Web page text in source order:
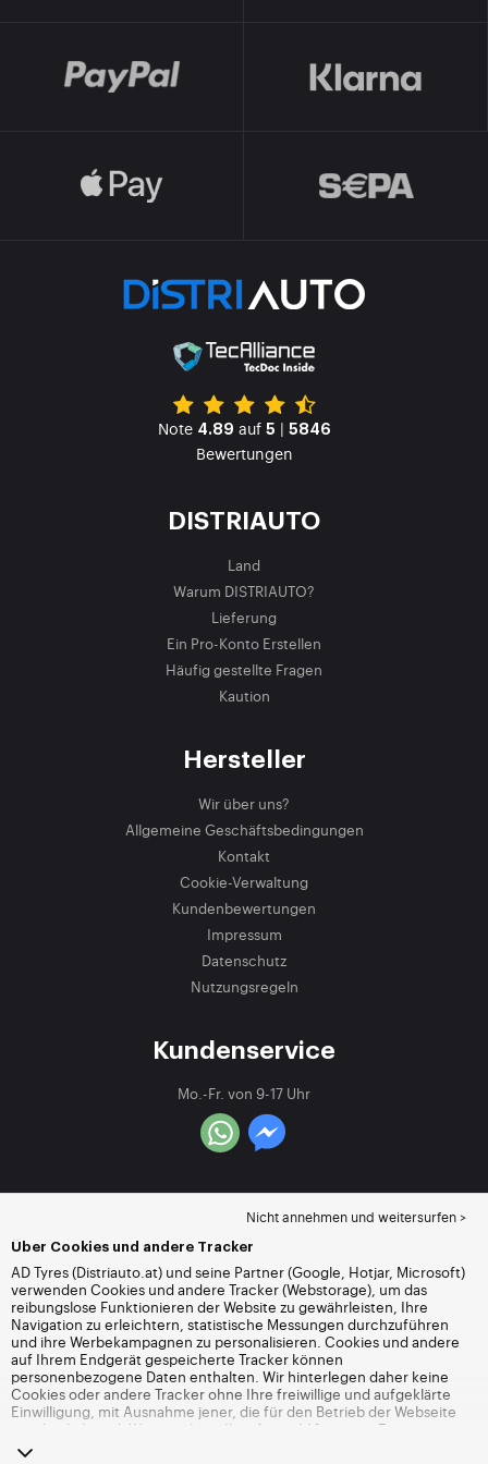
Note 4.89 auf 5 | 5846
Bewertungen
DISTRIAUTO
Land
Warum DISTRIAUTO?
Lieferung
Ein Pro-Konto Erstellen
Häufig gestellte Fragen
Kaution
Hersteller
Wir über uns?
Allgemeine Geschäftsbedingungen
Kontakt
Cookie-Verwaltung
Kundenbewertungen
Impressum
Datenschutz
Nutzungsregeln
Kundenservice
Mo.-Fr. von 9-17 Uhr
Nicht annehmen und weitersurfen >
Über Cookies und andere Tracker
AD Tyres (Distriauto.at) und seine Partner (Google, Hotjar, Microsoft)
verwenden Cookies und andere Tracker (Webstorage), um das
reibungslose Funktionieren der Website zu gewährleisten, Ihre
Navigation zu erleichtern, statistische Messungen durchzuführen
und ihre Werbekampagnen zu personalisieren. Cookies und andere
auf Ihrem Endgerät gespeicherte Tracker können
personenbezogene Daten enthalten. Wir hinterlegen daher keine
Cookies oder andere Tracker ohne Ihre freiwillige und aufgeklärte
Einwilligung, mit Ausnahme jener, die für den Betrieb der Webseite
unerlässlich sind. Wir speichern Ihre Auswahl für einen Zeitraum von
6 Monaten. Sie können Ihre Einwilligung jederzeit widerrufen, indem